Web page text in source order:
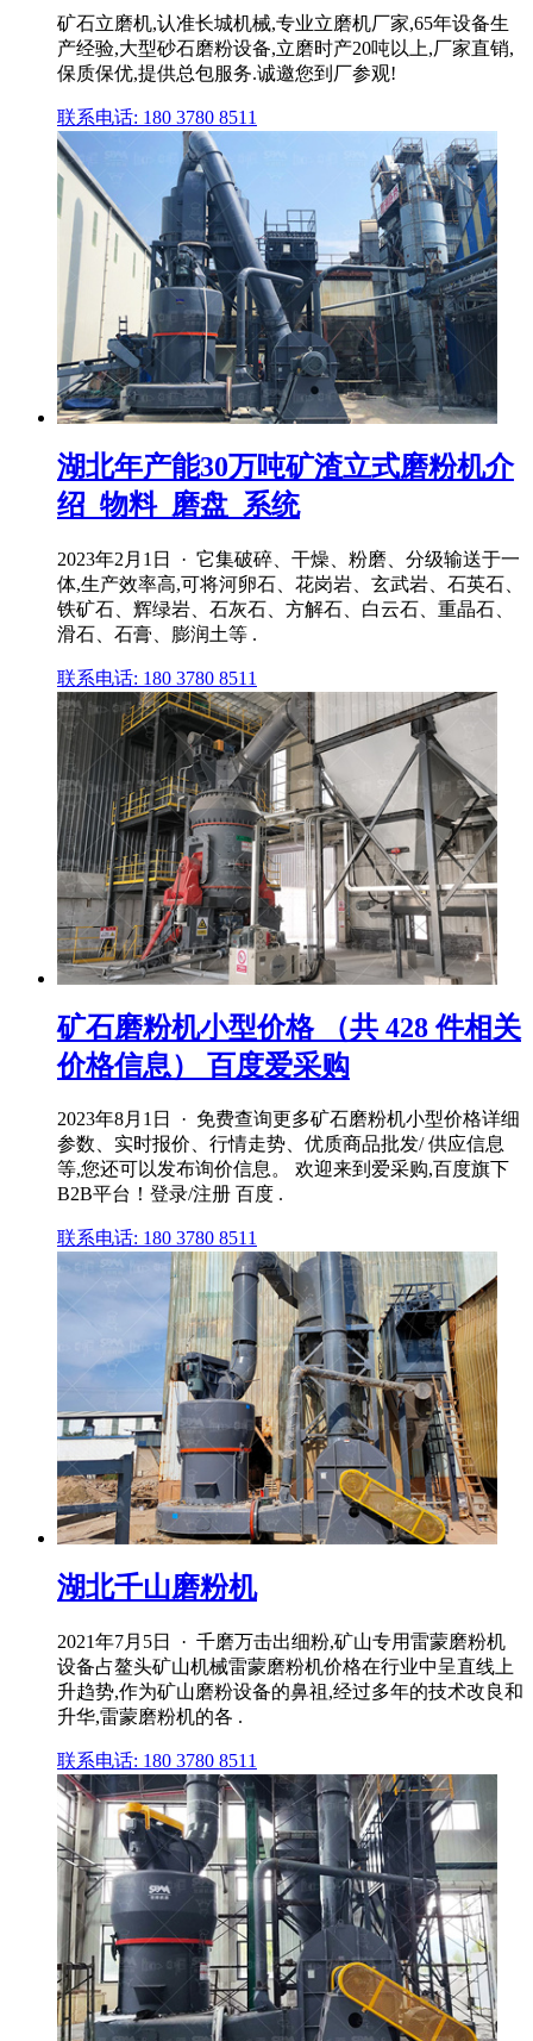
矿石立磨机,认准长城机械,专业立磨机厂家,65年设备生
产经验,大型砂石磨粉设备,立磨时产20吨以上,厂家直销,
保质保优,提供总包服务.诚邀您到厂参观!
联系电话: 180 3780 8511
湖北年产能30万吨矿渣立式磨粉机介
绍_物料_磨盘_系统
2023年2月1日 · 它集破碎、干燥、粉磨、分级输送于一
体,生产效率高,可将河卵石、花岗岩、玄武岩、石英石、
铁矿石、辉绿岩、石灰石、方解石、白云石、重晶石、
滑石、石膏、膨润土等 .
联系电话: 180 3780 8511
矿石磨粉机小型价格 （共 428 件相关
价格信息） 百度爱采购
2023年8月1日 · 免费查询更多矿石磨粉机小型价格详细
参数、实时报价、行情走势、优质商品批发/ 供应信息
等,您还可以发布询价信息。 欢迎来到爱采购,百度旗下
B2B平台！登录/注册 百度 .
联系电话: 180 3780 8511
湖北千山磨粉机
2021年7月5日 · 千磨万击出细粉,矿山专用雷蒙磨粉机
设备占鳌头矿山机械雷蒙磨粉机价格在行业中呈直线上
升趋势,作为矿山磨粉设备的鼻祖,经过多年的技术改良和
升华,雷蒙磨粉机的各 .
联系电话: 180 3780 8511